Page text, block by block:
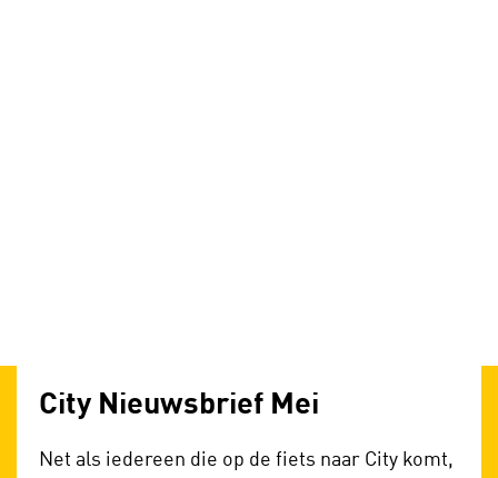
City Nieuwsbrief Mei
Net als iedereen die op de fiets naar City komt,